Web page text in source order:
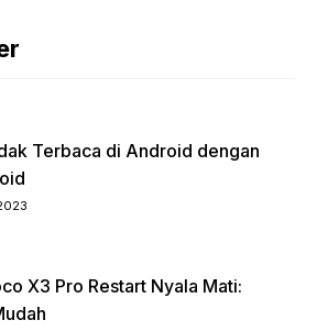
Terbaca di Android dengan
X3 Pro Restart Nyala Mati: